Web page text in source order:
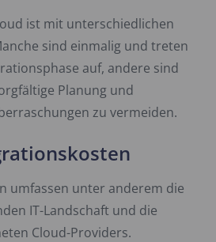
ist mit unterschiedlichen
sind einmalig und treten
auf, andere sind
Planung und
zu vermeiden.
umfassen unter anderem die
IT-Landschaft und die
Cloud-Providers.